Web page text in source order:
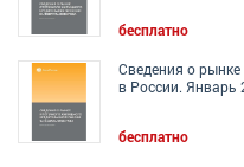
бесплатно
Сведения о
в России. Январь
бесплатно